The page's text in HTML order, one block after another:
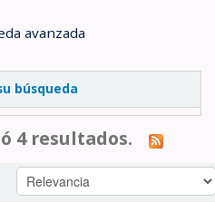
avanzada
búsqueda
4 resultados.